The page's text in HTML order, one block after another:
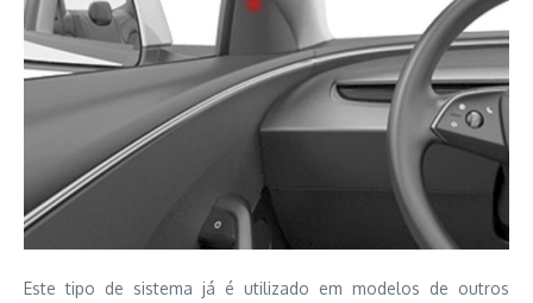
Este tipo de sistema já é utilizado em modelos de outros